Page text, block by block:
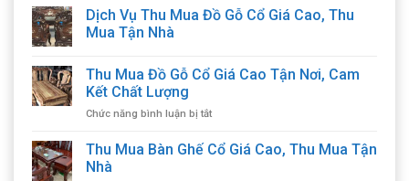
Dịch Vụ Thu Mua Đồ Gỗ Cổ Giá Cao, Thu
Mua Tận Nhà
Thu Mua Đồ Gỗ Cổ Giá Cao Tận Nơi, Cam
Kết Chất Lượng
Chức năng bình luận bị tắtở
Mua
Thu Mua Bàn Ghế Cổ Giá Cao, Thu Mua Tận
Nhà